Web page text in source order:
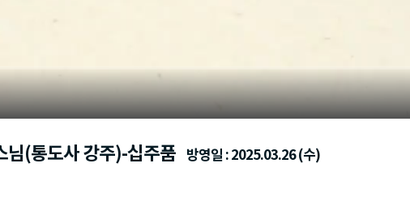
님(통도사 강주)-십주품 방영일 : 2025.03.26 (수)